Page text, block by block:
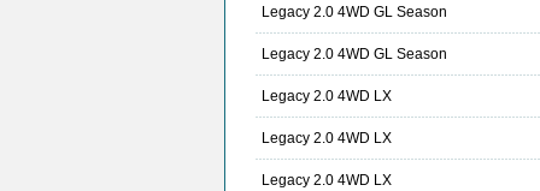
Legacy 2.0 4WD GL Season
Legacy 2.0 4WD GL Season
Legacy 2.0 4WD LX
Legacy 2.0 4WD LX
Legacy 2.0 4WD LX